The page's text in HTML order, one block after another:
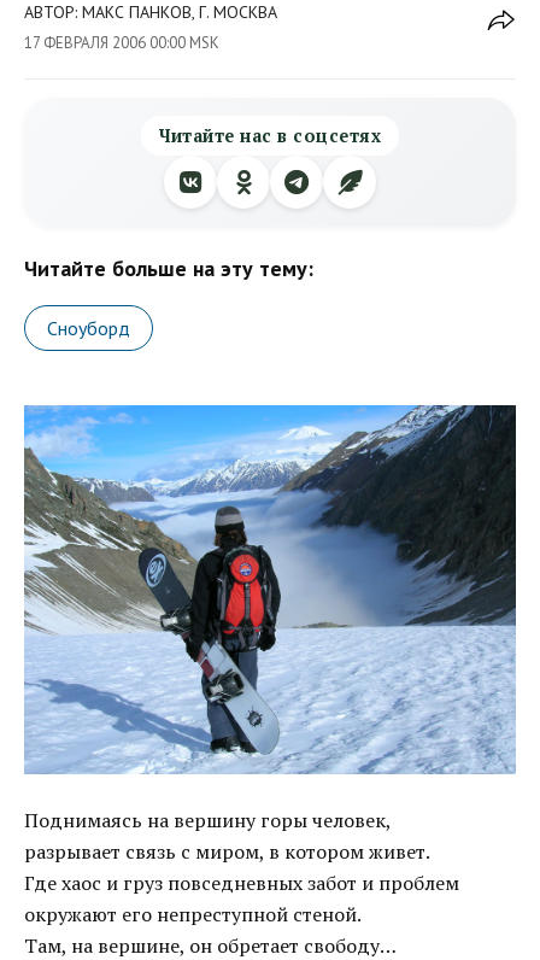
АВТОР: МАКС ПАНКОВ, Г. МОСКВА
17 ФЕВРАЛЯ 2006 00:00 MSK
Читайте нас в соцсетях
Читайте больше на эту тему:
Сноуборд
Поднимаясь на вершину горы человек,
разрывает связь с миром, в котором живет.
Где хаос и груз повседневных забот и проблем
окружают его непреступной стеной.
Там, на вершине, он обретает свободу…